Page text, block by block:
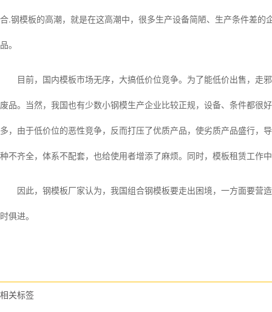
合.钢模板的高潮，就是在这高潮中，很多生产设备简陋、生产条件差
品。
目前，国内模板市场无序，大搞低价位竞争。为了能低价出售，走
废品。当然，我国也有少数小钢模生产企业比较正规，设备、条件都
多，由于低价位的恶性竞争，反而打压了优质产品，使劣质产品盛行
种不齐全，体系不配套，也给使用者增添了麻烦。同时，模板租赁工作
因此，钢模板厂家认为，我国组合钢模板要走出困境，一方面要营
时俱进。
相关标签